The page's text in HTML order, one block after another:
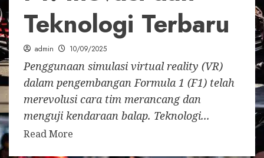
Teknologi Terbaru
admin 10/09/2025
Penggunaan simulasi virtual reality (VR)
dalam pengembangan Formula 1 (F1) telah
merevolusi cara tim merancang dan
menguji kendaraan balap. Teknologi...
Read More